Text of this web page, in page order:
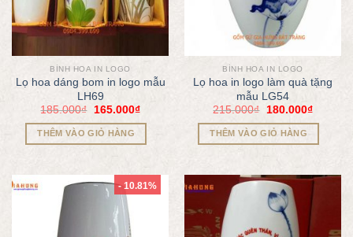
BÌNH HOA IN LOGO
Lọ hoa dáng bom in logo mẫu
LH69
185.000₫ 165.000₫
THÊM VÀO GIỎ HÀNG
BÌNH HOA IN LOGO
Lọ hoa in logo làm quà tặng
mẫu LG54
215.000₫ 180.000₫
THÊM VÀO GIỎ HÀNG
- 10.81%